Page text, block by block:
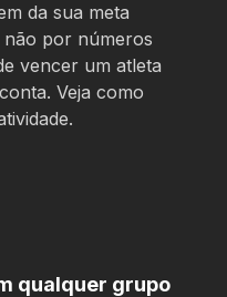
da sua meta
não por números
vencer um atleta
Veja como
.
qualquer grupo